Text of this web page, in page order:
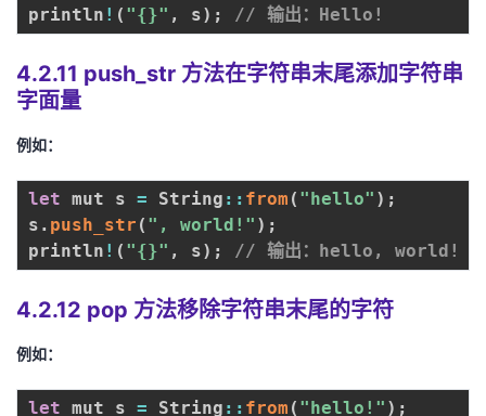
println ! ( "{}" , s) ; // 输出：Hello!
4.2.11 push_str 方法在字符串末尾添加字符串
字面量
例如：
let mut s = String : : from ( "hello" ) ;
s . push_str ( ", world!" ) ;
println ! ( "{}" , s) ; // 输出：hello, world!
4.2.12 pop 方法移除字符串末尾的字符
例如：
let mut s = String : : from ( "hello!" ) ;